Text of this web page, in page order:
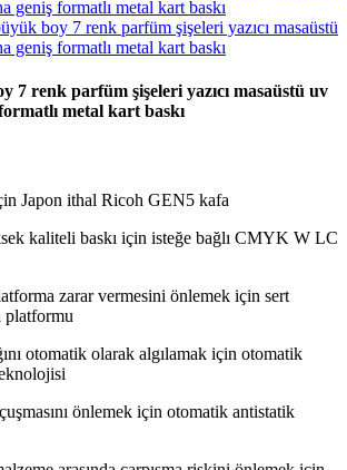
7 renk parfüm şişeleri yazıcı masaüstü uv
metal kart baskı
Japon ithal Ricoh GEN5 kafa
kaliteli baskı için isteğe bağlı CMYK W LC
zarar vermesini önlemek için sert
platformu
otomatik olarak algılamak için otomatik
önlemek için otomatik antistatik